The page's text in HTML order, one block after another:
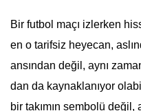
Bir futbol maçı izlerken
en o tarifsiz heyecan,
ansından değil, aynı
dan da kaynaklanıyor
bir takımın sembolü